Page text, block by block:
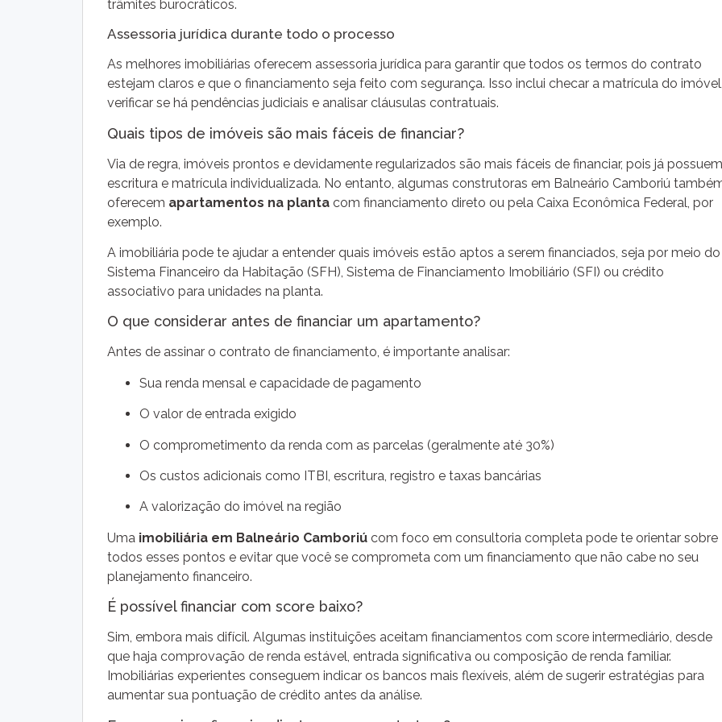
trâmites burocráticos.
Assessoria jurídica durante todo o processo
As melhores imobiliárias oferecem assessoria jurídica para garantir que todos os termos do contrato
estejam claros e que o financiamento seja feito com segurança. Isso inclui checar a matrícula do imóvel,
verificar se há pendências judiciais e analisar cláusulas contratuais.
Quais tipos de imóveis são mais fáceis de financiar?
Via de regra, imóveis prontos e devidamente regularizados são mais fáceis de financiar, pois já possuem
escritura e matrícula individualizada. No entanto, algumas construtoras em Balneário Camboriú
oferecem apartamentos na planta com financiamento direto ou pela Caixa Econômica Federal, por
exemplo.
A imobiliária pode te ajudar a entender quais imóveis estão aptos a serem financiados, seja por meio do
Sistema Financeiro da Habitação (SFH), Sistema de Financiamento Imobiliário (SFI) ou crédito
associativo para unidades na planta.
O que considerar antes de financiar um apartamento?
Antes de assinar o contrato de financiamento, é importante analisar:
Sua renda mensal e capacidade de pagamento
O valor de entrada exigido
O comprometimento da renda com as parcelas (geralmente até 30%)
Os custos adicionais como ITBI, escritura, registro e taxas bancárias
A valorização do imóvel na região
Uma imobiliária em Balneário Camboriú com foco em consultoria completa pode te orientar sobre
todos esses pontos e evitar que você se comprometa com um financiamento que não cabe no seu
planejamento financeiro.
É possível financiar com score baixo?
Sim, embora mais difícil. Algumas instituições aceitam financiamentos com score intermediário, desde
que haja comprovação de renda estável, entrada significativa ou composição de renda familiar.
Imobiliárias experientes conseguem indicar os bancos mais flexíveis, além de sugerir estratégias para
aumentar sua pontuação de crédito antes da análise.